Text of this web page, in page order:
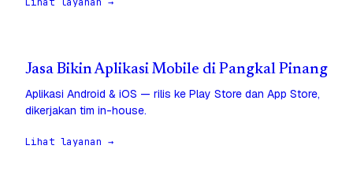
Jasa Bikin Aplikasi Mobile di Pangkal Pinang
Aplikasi Android & iOS — rilis ke Play Store dan App Store,
dikerjakan tim in-house.
Lihat layanan →